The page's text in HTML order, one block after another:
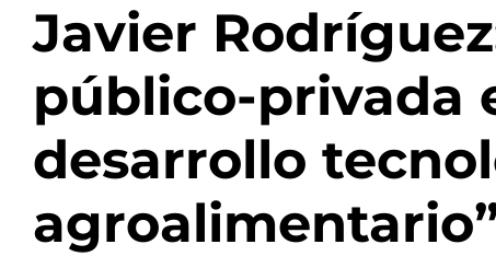
Javier
público-privada
desarrollo